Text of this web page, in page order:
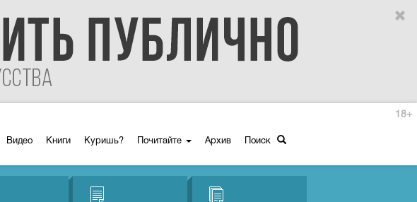
Видео Книги Куришь? Почитайте Архив Поиск
18+